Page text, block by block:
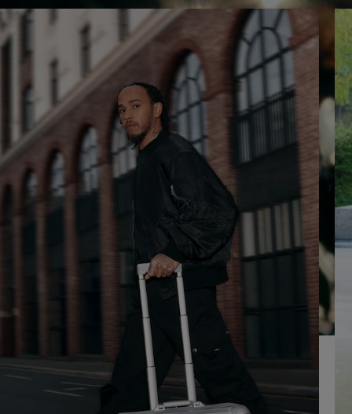
PREMERE
PER
RIPRODURLO
PER
ATTIVARE
LAUDIO